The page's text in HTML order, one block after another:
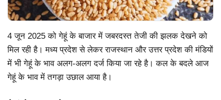
4 जून 2025 को गेहूं के बाजार में जबरदस्त तेजी की झलक देखने को
मिल रही है। मध्य प्रदेश से लेकर राजस्थान और उत्तर प्रदेश की मंडियों
में भी गेहूं के भाव अलग-अलग दर्ज किया जा रहे है। कल के बदले आज
गेहूं के भाव में तगड़ा उछाल आया है।